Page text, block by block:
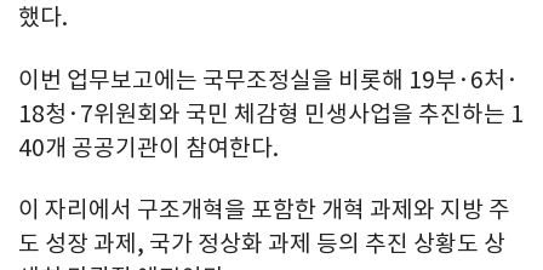
했다.
이번 업무보고에는 국무조정실을 비롯해 19부·6처·
18청·7위원회와 국민 체감형 민생사업을 추진하는 1
40개 공공기관이 참여한다.
이 자리에서 구조개혁을 포함한 개혁 과제와 지방 주
도 성장 과제, 국가 정상화 과제 등의 추진 상황도 상